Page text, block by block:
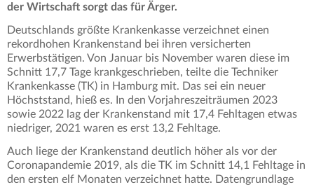
der Wirtschaft sorgt das für Ärger.
Deutschlands größte Krankenkasse verzeichnet einen
rekordhohen Krankenstand bei ihren versicherten
Erwerbstätigen. Von Januar bis November waren diese im
Schnitt 17,7 Tage krankgeschrieben, teilte die Techniker
Krankenkasse (TK) in Hamburg mit. Das sei ein neuer
Höchststand, hieß es. In den Vorjahreszeiträumen 2023
sowie 2022 lag der Krankenstand mit 17,4 Fehltagen etwas
niedriger, 2021 waren es erst 13,2 Fehltage.
Auch liege der Krankenstand deutlich höher als vor der
Coronapandemie 2019, als die TK im Schnitt 14,1 Fehltage in
den ersten elf Monaten verzeichnet hatte. Datengrundlage